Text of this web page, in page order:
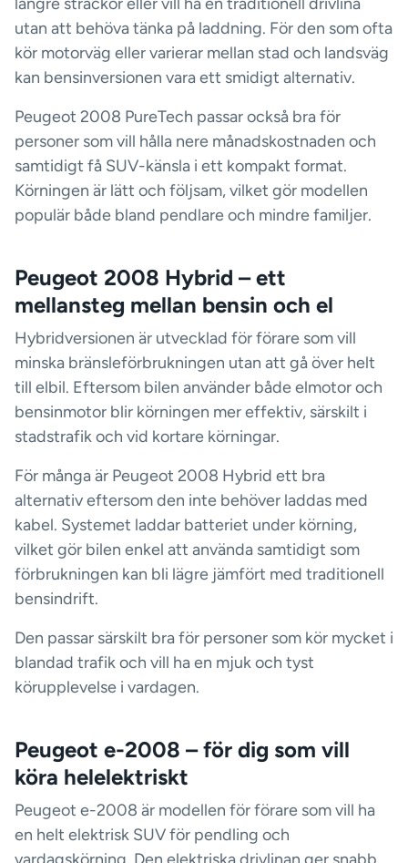
utan att behöva tänka på laddning. För den som ofta
kör motorväg eller varierar mellan stad och landsväg
kan bensinversionen vara ett smidigt alternativ.
Peugeot 2008 PureTech passar också bra för
personer som vill hålla nere månadskostnaden och
samtidigt få SUV-känsla i ett kompakt format.
Körningen är lätt och följsam, vilket gör modellen
populär både bland pendlare och mindre familjer.
Peugeot 2008 Hybrid – ett
mellansteg mellan bensin och el
Hybridversionen är utvecklad för förare som vill
minska bränsleförbrukningen utan att gå över helt
till elbil. Eftersom bilen använder både elmotor och
bensinmotor blir körningen mer effektiv, särskilt i
stadstrafik och vid kortare körningar.
För många är Peugeot 2008 Hybrid ett bra
alternativ eftersom den inte behöver laddas med
kabel. Systemet laddar batteriet under körning,
vilket gör bilen enkel att använda samtidigt som
förbrukningen kan bli lägre jämfört med traditionell
bensindrift.
Den passar särskilt bra för personer som kör mycket i
blandad trafik och vill ha en mjuk och tyst
körupplevelse i vardagen.
Peugeot e-2008 – för dig som vill
köra helelektriskt
Peugeot e-2008 är modellen för förare som vill ha
en helt elektrisk SUV för pendling och